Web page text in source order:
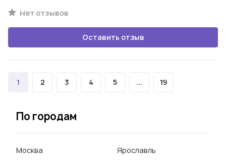
Нет отзывов
Оставить отзыв
1 2 3 4 5 ... 19
По городам
Москва
Ярославль